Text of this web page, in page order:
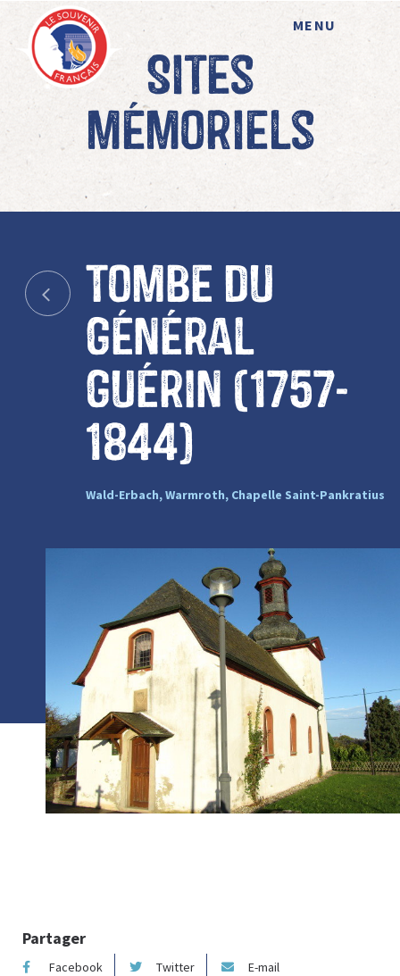
MENU
Sites
mémoriels
Tombe du
Général
Guérin (1757-
1844)
Wald-Erbach, Warmroth, Chapelle Saint-Pankratius
Partager
Facebook Twitter E-mail